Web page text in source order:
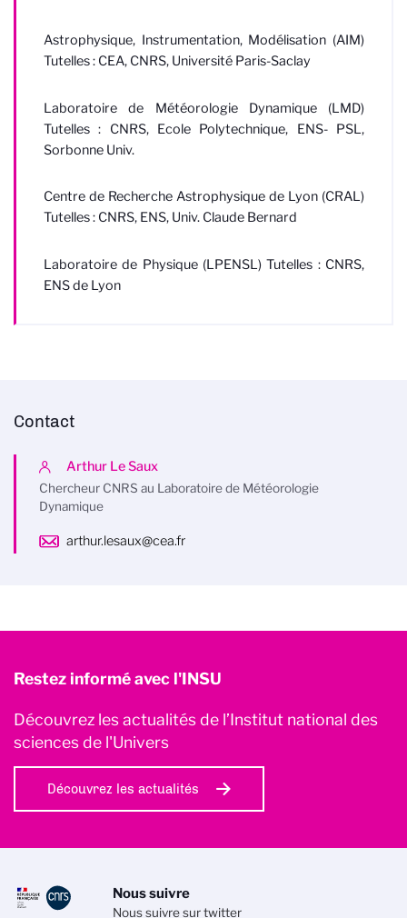
Astrophysique, Instrumentation, Modélisation (AIM)
Tutelles : CEA, CNRS, Université Paris-Saclay
Laboratoire de Météorologie Dynamique (LMD)
Tutelles : CNRS, Ecole Polytechnique, ENS- PSL,
Sorbonne Univ.
Centre de Recherche Astrophysique de Lyon (CRAL)
Tutelles : CNRS, ENS, Univ. Claude Bernard
Laboratoire de Physique (LPENSL) Tutelles : CNRS,
ENS de Lyon
Contact
Arthur Le Saux
Chercheur CNRS au Laboratoire de Météorologie
Dynamique
arthur.lesaux@cea.fr
Restez informé avec l'INSU
Découvrez les actualités de l’Institut national des
sciences de l'Univers
Découvrez les actualités
Nous suivre
Nous suivre sur twitter